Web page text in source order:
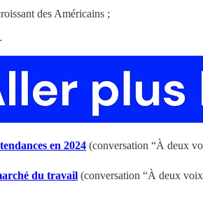
des Américains ;
en 2024 (conversation “À deux
du travail (conversation “À deux